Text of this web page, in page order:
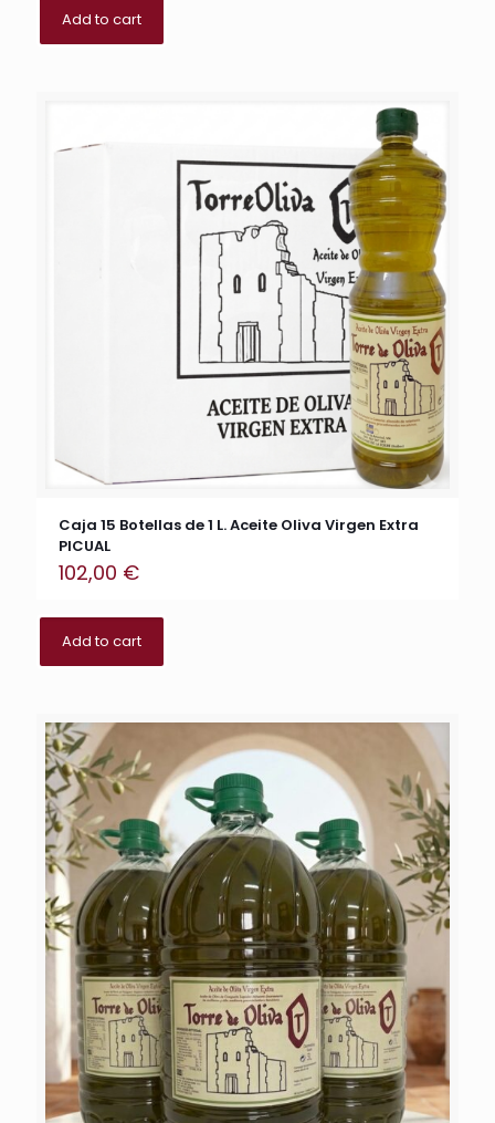
Add to cart
Caja 15 Botellas de 1 L. Aceite Oliva Virgen Extra
PICUAL
102,00 €
Add to cart